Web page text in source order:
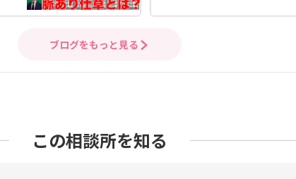
ブログをもっと見る
この相談所を知る